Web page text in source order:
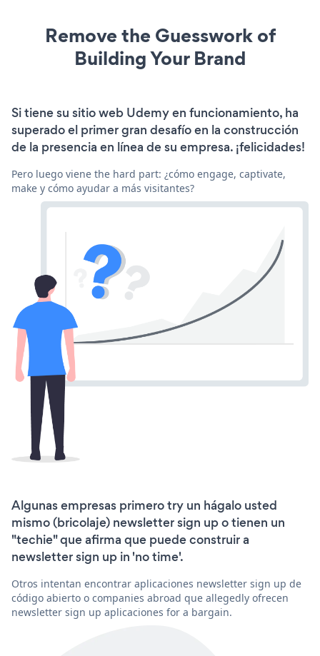
Remove the Guesswork of
Building Your Brand
Si tiene su sitio web Udemy en funcionamiento, ha
superado el primer gran desafío en la construcción
de la presencia en línea de su empresa. ¡felicidades!
Pero luego viene the hard part: ¿cómo engage, captivate,
make y cómo ayudar a más visitantes?
Algunas empresas primero try un hágalo usted
mismo (bricolaje) newsletter sign up o tienen un
"techie" que afirma que puede construir a
newsletter sign up in 'no time'.
Otros intentan encontrar aplicaciones newsletter sign up de
código abierto o companies abroad que allegedly ofrecen
newsletter sign up aplicaciones for a bargain.